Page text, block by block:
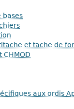
bases
et tache de
CHMOD
aux ordis